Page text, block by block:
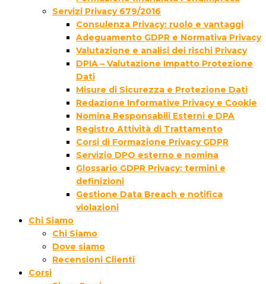
Servizi Privacy 679/2016
Consulenza Privacy: ruolo e vantaggi
Adeguamento GDPR e Normativa Privacy
Valutazione e analisi dei rischi Privacy
DPIA – Valutazione Impatto Protezione
Dati
Misure di Sicurezza e Protezione Dati
Redazione Informative Privacy e Cookie
Nomina Responsabili Esterni e DPA
Registro Attività di Trattamento
Corsi di Formazione Privacy GDPR
Servizio DPO esterno e nomina
Glossario GDPR Privacy: termini e
definizioni
Gestione Data Breach e notifica
violazioni
Chi Siamo
Chi Siamo
Dove siamo
Recensioni Clienti
Corsi